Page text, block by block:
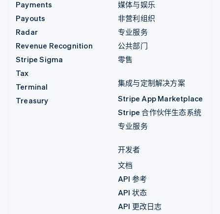
Payments
Payouts
Radar
Revenue Recognition
Stripe Sigma
Tax
Terminal
Treasury
媒体与娱乐
非营利组织
专业服务
公共部门
零售
集成与定制解决方案
Stripe App Marketplace
Stripe 合作伙伴生态系统
专业服务
开发者
文档
API 参考
API 状态
API 更改日志